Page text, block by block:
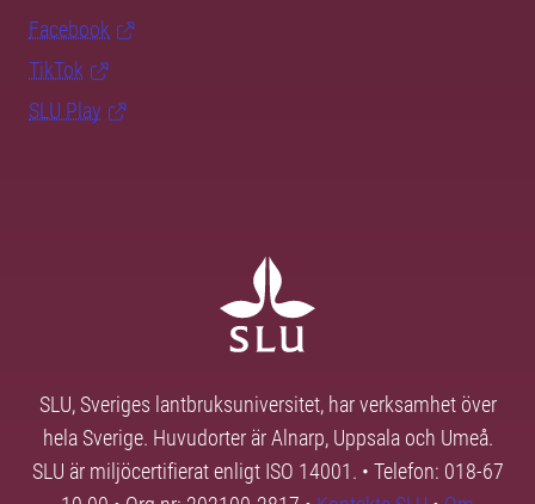
Facebook
TikTok
SLU Play
SLU, Sveriges lantbruksuniversitet, har verksamhet över
hela Sverige. Huvudorter är Alnarp, Uppsala och Umeå.
SLU är miljöcertifierat enligt ISO 14001. • Telefon: 018-67